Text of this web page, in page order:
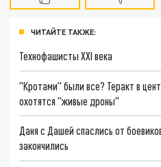
ЧИТАЙТЕ ТАКЖЕ:
Технофашисты XXI века
"Кротами" были все? Теракт в
охотятся "живые дроны"
Даня с Дашей спаслись от
закончились